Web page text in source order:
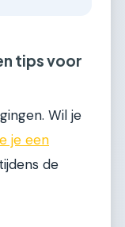
tips voor
Wil je
je een
tijdens de